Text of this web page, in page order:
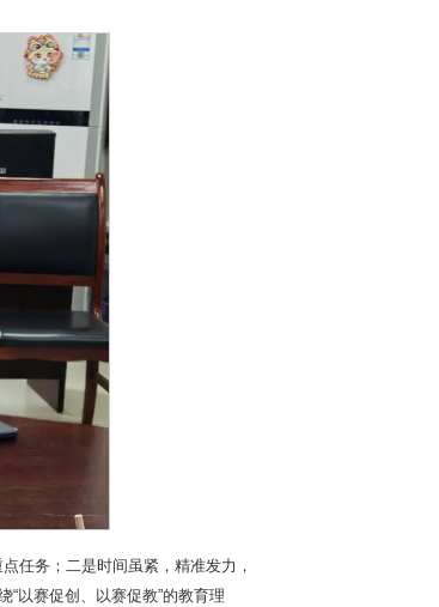
任务；二是时间虽紧，精准发力，
“以赛促创、以赛促教”的教育理